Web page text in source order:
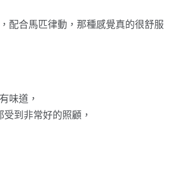
配合馬匹律動，那種感覺真的很舒服
味道，
到非常好的照顧，